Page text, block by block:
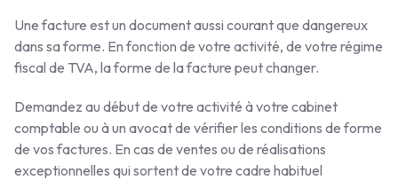
Une facture est un document aussi courant que dangereux
dans sa forme. En fonction de votre activité, de votre régime
fiscal de TVA, la forme de la facture peut changer.
Demandez au début de votre activité à votre cabinet
comptable ou à un avocat de vérifier les conditions de forme
de vos factures. En cas de ventes ou de réalisations
exceptionnelles qui sortent de votre cadre habituel